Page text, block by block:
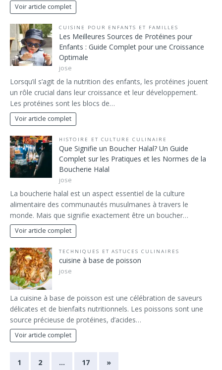
Voir article complet
CUISINE POUR ENFANTS ET FAMILLES
Les Meilleures Sources de Protéines pour
Enfants : Guide Complet pour une Croissance
Optimale
jose
Lorsqu’il s’agit de la nutrition des enfants, les protéines jouent
un rôle crucial dans leur croissance et leur développement.
Les protéines sont les blocs de…
Voir article complet
HISTOIRE ET CULTURE CULINAIRE
Que Signifie un Boucher Halal? Un Guide
Complet sur les Pratiques et les Normes de la
Boucherie Halal
jose
La boucherie halal est un aspect essentiel de la culture
alimentaire des communautés musulmanes à travers le
monde. Mais que signifie exactement être un boucher…
Voir article complet
TECHNIQUES ET ASTUCES CULINAIRES
cuisine à base de poisson
jose
La cuisine à base de poisson est une célébration de saveurs
délicates et de bienfaits nutritionnels. Les poissons sont une
source précieuse de protéines, d’acides…
Voir article complet
1 2 … 17 »